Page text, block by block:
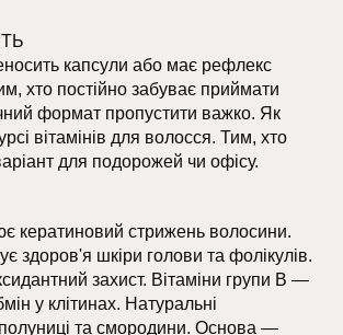
капсули або має рефлекс
хто постійно забуває приймати
формат пропустити важко. Як
вітамінів для волосся. Тим, хто
для подорожей чи офісу.
кератиновий стрижень волосини.
здоров'я шкіри голови та фолікулів.
захист. Вітаміни групи B —
у клітинах. Натуральні
та смородини. Основа —